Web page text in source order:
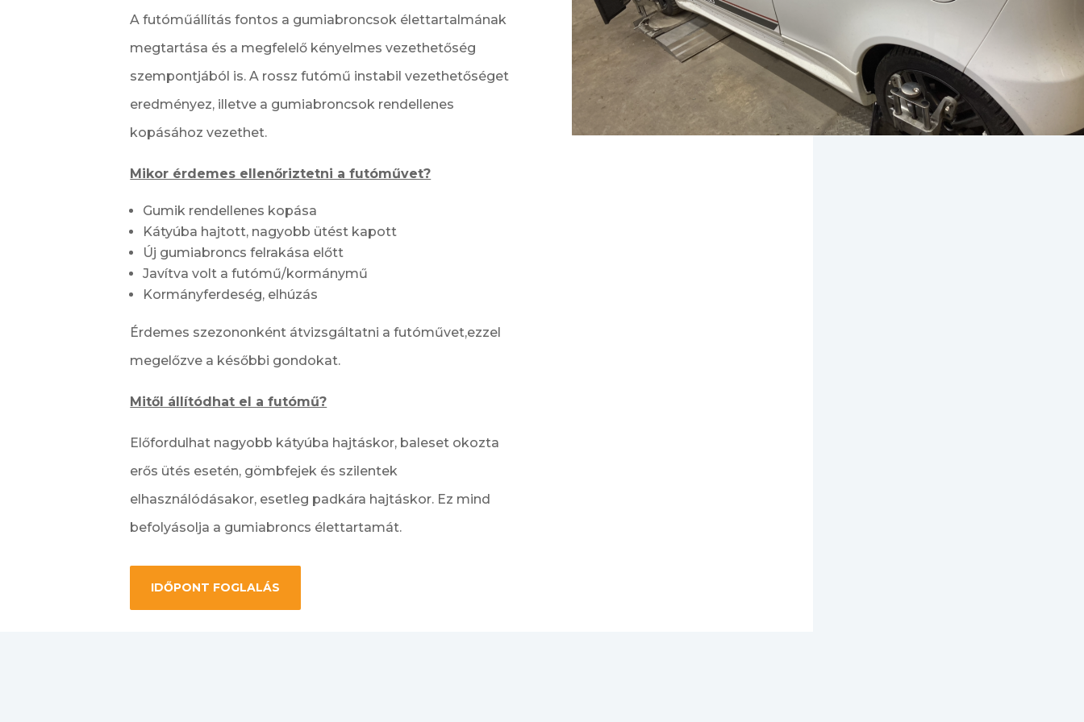
A futóműállítás fontos a gumiabroncsok élettartalmának
megtartása és a megfelelő kényelmes vezethetőség
szempontjából is. A rossz futómű instabil vezethetőséget
eredményez, illetve a gumiabroncsok rendellenes
kopásához vezethet.
Mikor érdemes ellenőriztetni a futóművet?
Gumik rendellenes kopása
Kátyúba hajtott, nagyobb ütést kapott
Új gumiabroncs felrakása előtt
Javítva volt a futómű/kormánymű
Kormányferdeség, elhúzás
Érdemes szezononként átvizsgáltatni a futóművet,ezzel
megelőzve a későbbi gondokat.
Mitől állítódhat el a futómű?
Előfordulhat nagyobb kátyúba hajtáskor, baleset okozta
erős ütés esetén, gömbfejek és szilentek
elhasználódásakor, esetleg padkára hajtáskor. Ez mind
befolyásolja a gumiabroncs élettartamát.
IDŐPONT FOGLALÁS